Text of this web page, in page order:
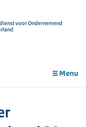
voor Ondernemend
Menu